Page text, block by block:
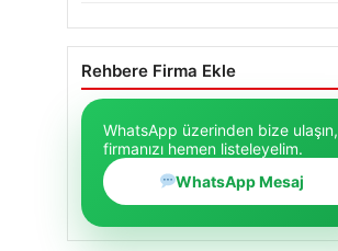
Rehbere Firma Ekle
WhatsApp üzerinden bize ulaşın,
firmanızı hemen listeleyelim.
WhatsApp Mesaj